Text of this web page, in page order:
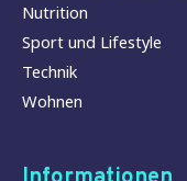
Nutrition
Sport und Lifestyle
Technik
Wohnen